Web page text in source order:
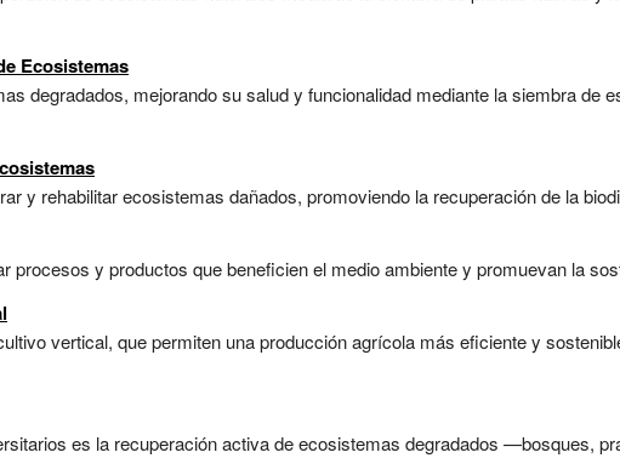
Ecosistemas
degradados, mejorando su salud y funcionalidad mediante la siembra de
y rehabilitar ecosistemas dañados, promoviendo la recuperación de la
procesos y productos que beneficien el medio ambiente y promuevan la
vertical, que permiten una producción agrícola más eficiente y
es la recuperación activa de ecosistemas degradados —bosques,